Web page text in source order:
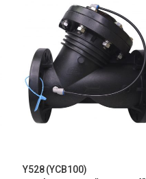
Y528 (YCB100)